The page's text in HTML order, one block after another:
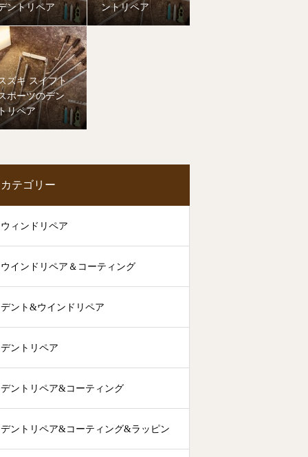
ントリペア
ントリペア
ズキ スイフト
ポーツのデン
リペア
カテゴリー
ウィンドリペア
ウインドリペア＆コーティング
デント&ウインドリペア
デントリペア
デントリペア&コーティング
デントリペア&コーティング&ラッピン